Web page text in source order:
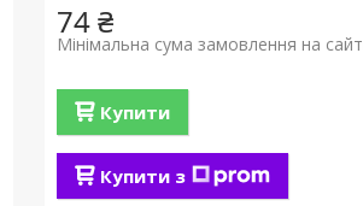
74 ₴
Мінімальна сума замовлення на
Купити
Купити з